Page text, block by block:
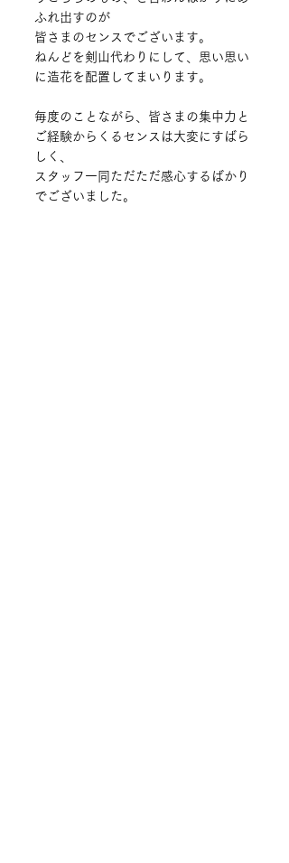
ふれ出すのが
皆さまのセンスでございます。
ねんどを剣山代わりにして、思い思い
に造花を配置してまいります。
毎度のことながら、皆さまの集中力と
ご経験からくるセンスは大変にすばら
しく、
スタッフ一同ただただ感心するばかり
でございました。